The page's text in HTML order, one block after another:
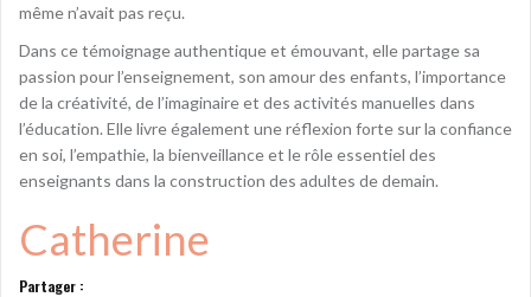
même n’avait pas reçu.
Dans ce témoignage authentique et émouvant, elle partage sa
passion pour l’enseignement, son amour des enfants, l’importance
de la créativité, de l’imaginaire et des activités manuelles dans
l’éducation. Elle livre également une réflexion forte sur la confiance
en soi, l’empathie, la bienveillance et le rôle essentiel des
enseignants dans la construction des adultes de demain.
Catherine
Partager :